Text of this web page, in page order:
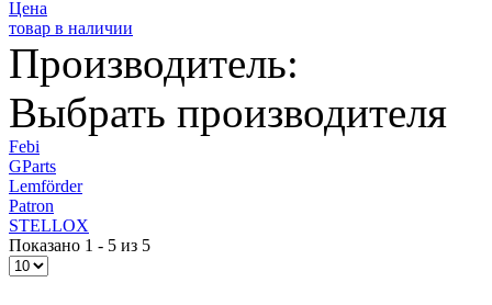
Цена
товар в наличии
Производитель:
Выбрать производителя
Febi
GParts
Lemförder
Patron
STELLOX
Показано 1 - 5 из 5